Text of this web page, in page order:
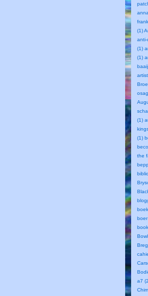
(1)
anti-
(1)
(1)
(1)
(1)
the
a7